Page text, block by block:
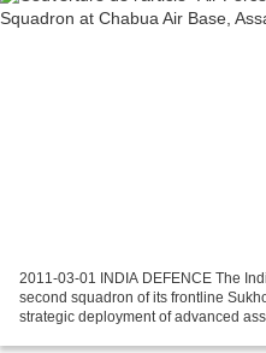
2011-03-01 INDIA DEFENCE The
second squadron of its frontline
strategic deployment of advanced